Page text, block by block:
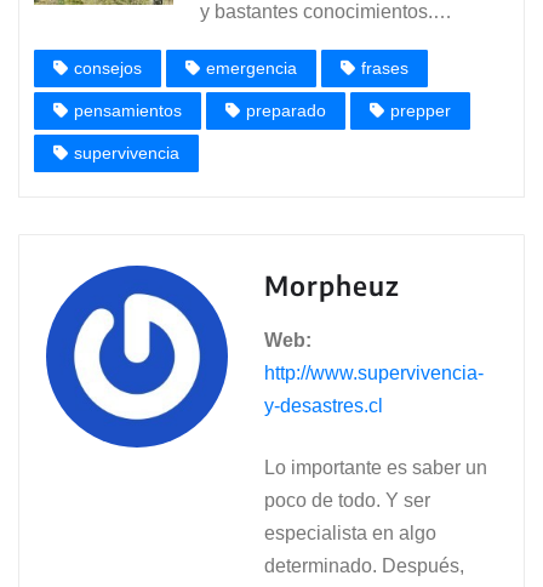
y bastantes conocimientos.…
consejos emergencia frases
pensamientos preparado prepper
supervivencia
Morpheuz
Web:
http://www.supervivencia-
y-desastres.cl
Lo importante es saber un
poco de todo. Y ser
especialista en algo
determinado. Después,